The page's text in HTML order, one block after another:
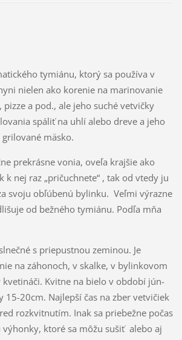
tymiánu, ktorý sa používa v
nielen ako korenie na marinovanie
pizze a pod., ale jeho suché vetvičky
spáliť na uhlí alebo dreve a jeho
mäsko.
prekrásne vonia, oveľa krajšie ako
k nej raz „pričuchnete“ , tak od vtedy ju
svoju obľúbenú bylinku. Veľmi výrazne
od bežného tymiánu. Podľa mňa
s priepustnou zeminou. Je
na záhonoch, v skalke, v bylinkovom
kvetináči. Kvitne na bielo v období jún-
15-20cm. Najlepší čas na zber vetvičiek
rozkvitnutím. Inak sa priebežne počas
výhonky, ktoré sa môžu sušiť alebo aj